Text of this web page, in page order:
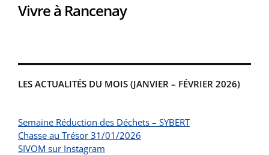
Vivre à Rancenay
LES ACTUALITÉS DU MOIS (JANVIER – FÉVRIER 2026)
Semaine Réduction des Déchets – SYBERT
Chasse au Trésor 31/01/2026
SIVOM sur Instagram